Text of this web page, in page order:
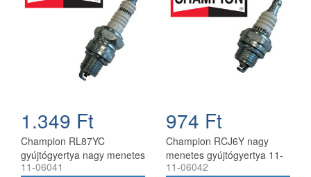
1.349 Ft
Champion RL87YC
gyújtógyertya nagy menetes
11-06041
974 Ft
Champion RCJ6Y nagy
menetes gyújtógyertya 11-
06042
11-06042